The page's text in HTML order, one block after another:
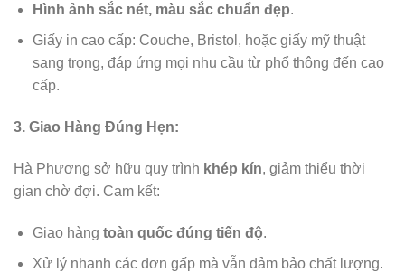
Hình ảnh sắc nét, màu sắc chuẩn đẹp.
Giấy in cao cấp: Couche, Bristol, hoặc giấy mỹ thuật
sang trọng, đáp ứng mọi nhu cầu từ phổ thông đến cao
cấp.
3. Giao Hàng Đúng Hẹn:
Hà Phương sở hữu quy trình khép kín, giảm thiểu thời
gian chờ đợi. Cam kết:
Giao hàng toàn quốc đúng tiến độ.
Xử lý nhanh các đơn gấp mà vẫn đảm bảo chất lượng.